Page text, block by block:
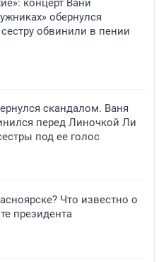
концерт Вани
обернулся
обвинили в пении
скандалом. Ваня
перед Линочкой Ли
под ее голос
Что известно о
президента